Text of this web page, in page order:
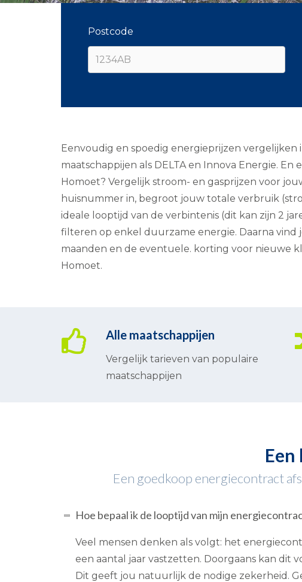
Postcode
Eenvoudig en spoedig energieprijzen vergelijken
maatschappijen als DELTA en Innova Energie.
Homoet? Vergelijk stroom- en gasprijzen voor
huisnummer in, begroot jouw totale verbruik
ideale looptijd van de verbintenis (dit kan zijn 2
filteren op enkel duurzame energie. Daarna vind
maanden en de eventuele. korting voor nieuwe
Homoet.
Alle maatschappijen
Vergelijk tarieven van populaire
maatschappijen
Een goedkoop energiecontract
Hoe bepaal ik de looptijd van mijn
Veel mensen denken als volgt: het
een aantal jaar vastzetten. Doorgaans kan dit
Dit geeft jou natuurlijk de nodige zekerheid.